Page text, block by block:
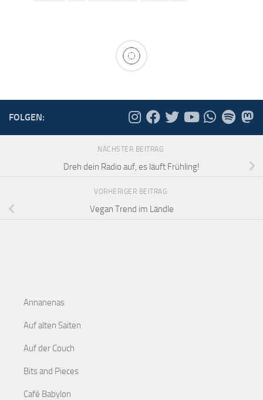
FOLGEN:
NÄCHSTER BEITRAG
Dreh dein Radio auf, es läuft Frühling!
VORHERIGER BEITRAG
Vegan Trend im Ländle
Annanenas
Auf alten Saiten
Auf der Couch
Bits and Pieces
Café Babylon